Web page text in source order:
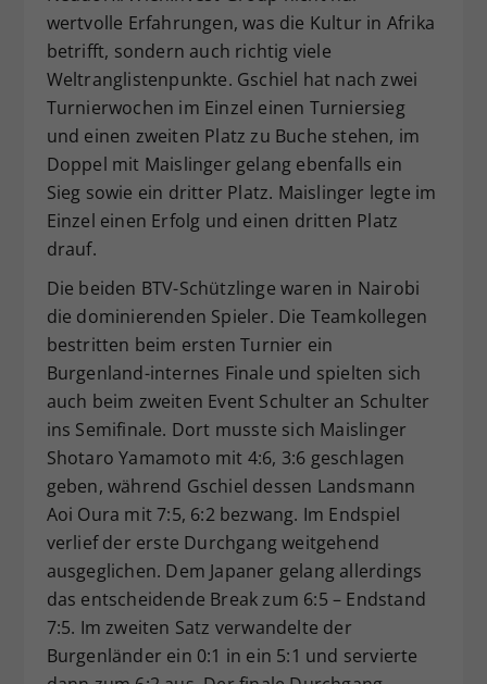
wertvolle Erfahrungen, was die Kultur in Afrika
betrifft, sondern auch richtig viele
Weltranglistenpunkte. Gschiel hat nach zwei
Turnierwochen im Einzel einen Turniersieg
und einen zweiten Platz zu Buche stehen, im
Doppel mit Maislinger gelang ebenfalls ein
Sieg sowie ein dritter Platz. Maislinger legte im
Einzel einen Erfolg und einen dritten Platz
drauf.
Die beiden BTV-Schützlinge waren in Nairobi
die dominierenden Spieler. Die Teamkollegen
bestritten beim ersten Turnier ein
Burgenland-internes Finale und spielten sich
auch beim zweiten Event Schulter an Schulter
ins Semifinale. Dort musste sich Maislinger
Shotaro Yamamoto mit 4:6, 3:6 geschlagen
geben, während Gschiel dessen Landsmann
Aoi Oura mit 7:5, 6:2 bezwang. Im Endspiel
verlief der erste Durchgang weitgehend
ausgeglichen. Dem Japaner gelang allerdings
das entscheidende Break zum 6:5 – Endstand
7:5. Im zweiten Satz verwandelte der
Burgenländer ein 0:1 in ein 5:1 und servierte
Zweck
Dieser Wert speichert Ihre Consent-
Einstellungen. Unter anderem eine
zufällig generierte ID, für die
historische Speicherung Ihrer
vorgenommen Einstellungen, falls der
Webseiten-Betreiber dies eingestellt
hat.